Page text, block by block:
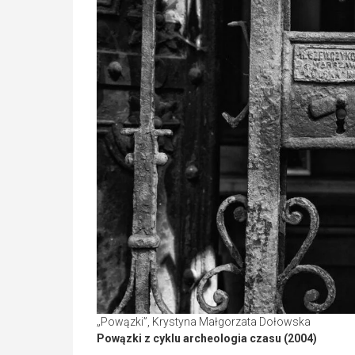
„Powązki”, Krystyna Małgorzata Dołowska
Powązki z cyklu archeologia czasu (2004)